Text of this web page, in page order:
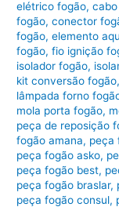
elétrico fogão,
fogão,conector
fogão,elemento
fogão,fio ignição
isolador fogão,
kit conversão fogão,
lâmpada forno
mola porta fogão,
peça de reposição
fogão amana, peça
peça fogão asko,
peça fogão best,
peça fogão braslar,
peça fogão consul,